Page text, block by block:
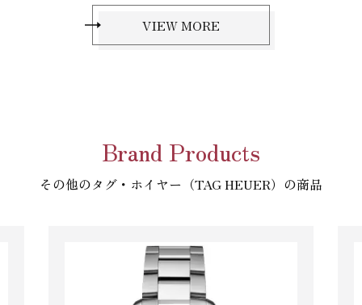
VIEW MORE
Brand Products
その他のタグ・ホイヤー（TAG HEUER）の商品